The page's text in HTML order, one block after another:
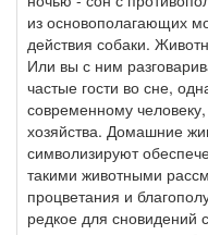
из основополагающих
действия собаки.
Или вы с ним
частые гости во сне,
современному
хозяйства. Домашние
символизируют
такими животными
процветания и
редкое для сновидений